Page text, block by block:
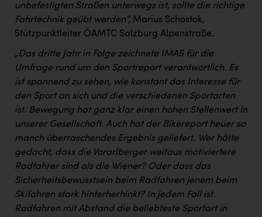
unbefestigten Straßen unterwegs ist, sollte die richtige
Fahrtechnik geübt werden“, Marius Schostok,
Stützpunktleiter ÖAMTC Salzburg Alpenstraße.
„Das dritte Jahr in Folge zeichnete IMAS für die
Umfrage rund um den Sportreport verantwortlich. Es
ist spannend zu sehen, wie konstant das Interesse für
den Sport an sich und die verschiedenen Sportarten
ist. Bewegung hat ganz klar einen hohen Stellenwert in
unserer Gesellschaft. Auch hat der Bikereport heuer so
manch überraschendes Ergebnis geliefert. Wer hätte
gedacht, dass die Vorarlberger weitaus motiviertere
Radfahrer sind als die Wiener? Oder dass das
Sicherheitsbewusstsein beim Radfahren jenem beim
Skifahren stark hinterherhinkt? In jedem Fall ist
Radfahren mit Abstand die beliebteste Sportart in